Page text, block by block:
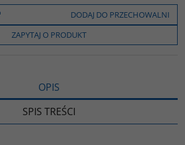
o
y
i
n
k
z
e
l
s
DODAJ DO PRZECHOWALNI
ZAPYTAJ O PRODUKT
OPIS
SPIS TREŚCI